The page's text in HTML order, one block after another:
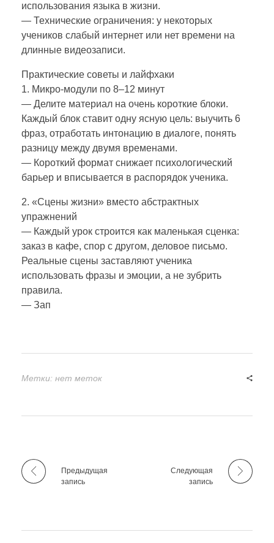
использования языка в жизни.
— Технические ограничения: у некоторых
учеников слабый интернет или нет времени на
длинные видеозаписи.
Практические советы и лайфхаки
1. Микро‑модули по 8–12 минут
— Делите материал на очень короткие блоки.
Каждый блок ставит одну ясную цель: выучить 6
фраз, отработать интонацию в диалоге, понять
разницу между двумя временами.
— Короткий формат снижает психологический
барьер и вписывается в распорядок ученика.
2. «Сцены жизни» вместо абстрактных
упражнений
— Каждый урок строится как маленькая сценка:
заказ в кафе, спор с другом, деловое письмо.
Реальные сцены заставляют ученика
использовать фразы и эмоции, а не зубрить
правила.
— Зап
Метки: нет меток
Предыдущая
запись
Следующая
запись